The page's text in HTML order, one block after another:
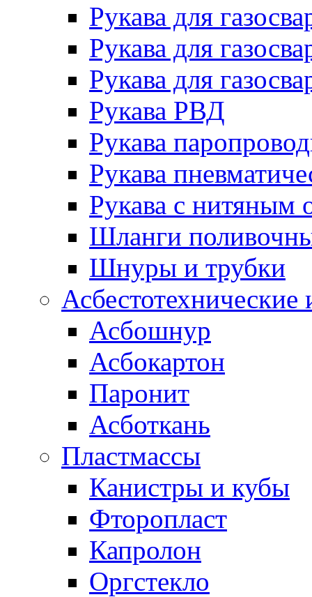
Рукава для
Рукава для
Рукава для
Рукава РВД
Рукава
Рукава
Рукава с нитяным
Шланги
Шнуры и трубки
Асбестотехнические
Асбошнур
Асбокартон
Паронит
Асботкань
Пластмассы
Канистры и кубы
Фторопласт
Капролон
Оргстекло